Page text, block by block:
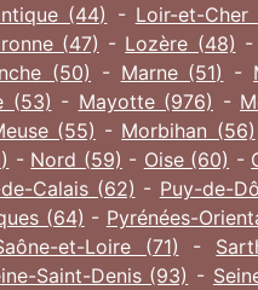
(44) - Loir-et-Cher
(47) - Lozère (48) -
(50) - Marne (51) -
(53) - Mayotte (976) -
(55) - Morbihan (56)
- Nord (59) - Oise (60) -
Calais (62) - Puy-de-
(64) - Pyrénées-
et-Loire (71) -
Saint-Denis (93) -